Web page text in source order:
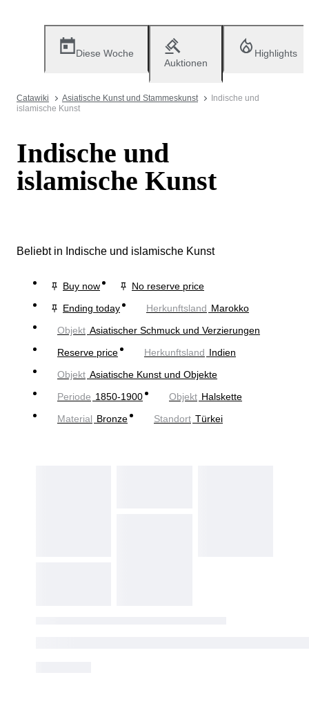
Diese Woche
Auktionen
Highlights
Catawiki Asiatische Kunst und Stammeskunst
Indische und
islamische Kunst
Indische und
islamische Kunst
Beliebt in Indische und islamische Kunst
Buy now
No reserve price
Ending today
Herkunftsland Marokko
Objekt Asiatischer Schmuck und Verzierungen
Reserve price
Herkunftsland Indien
Objekt Asiatische Kunst und Objekte
Periode 1850-1900 Objekt Halskette
Material Bronze Standort Türkei